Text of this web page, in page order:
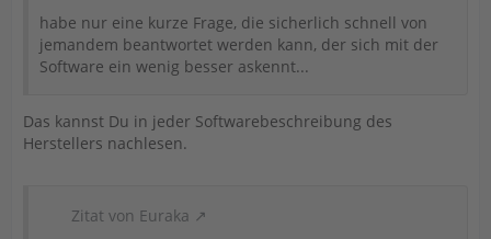
habe nur eine kurze Frage, die sicherlich schnell von
jemandem beantwortet werden kann, der sich mit der
Software ein wenig besser askennt...
Das kannst Du in jeder Softwarebeschreibung des
Herstellers nachlesen.
Zitat von Euraka